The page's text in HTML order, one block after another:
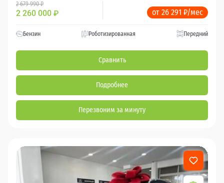
2 679 990 ₽
2 260 000 ₽ от 26 291 ₽/мес
Бензин Роботизированная Передний
Сравнить
Подробнее
Перезвоним за минуту